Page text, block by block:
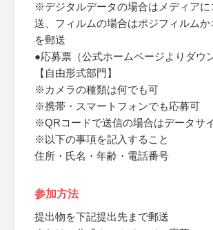
※デジタルデータの場合はメディアに
送、フィルムの場合はポジフィルムか
を郵送
●応募票（公式ホームページよりダウ
【自由形式部門】
※カメラの種類は何でも可
※携帯・スマートフォンでも応募可
※QRコードで送信の場合はデータサ
※以下の事項を記入すること
住所・氏名・年齢・電話番号
参加方法
提出物を下記提出先まで郵送